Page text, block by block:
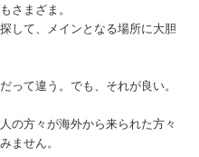
さまざま。
して、メインとなる場所に大胆
って違う。でも、それが良い。
の方々が海外から来られた方々
ません。